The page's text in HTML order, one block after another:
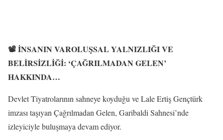
📽️ İNSANIN VAROLUŞSAL YALNIZLIĞI VE
BELİRSİZLİĞİ: ‘ÇAĞRILMADAN GELEN’
HAKKINDA…
Devlet Tiyatrolarının sahneye koyduğu ve Lale Ertiş Gençtürk
imzası taşıyan Çağrılmadan Gelen, Garibaldi Sahnesi’nde
izleyiciyle buluşmaya devam ediyor.